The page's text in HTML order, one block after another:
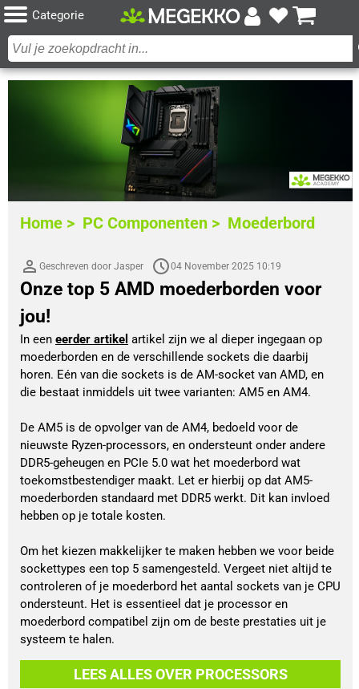
Categorie
Home > PC Componenten > Moederbord
Geschreven door Jasper 04 November 2025 10:19
Onze top 5 AMD moederborden voor
jou!
In een eerder artikel artikel zijn we al dieper ingegaan op
moederborden en de verschillende sockets die daarbij
horen. Eén van die sockets is de AM-socket van AMD, en
die bestaat inmiddels uit twee varianten: AM5 en AM4.
De AM5 is de opvolger van de AM4, bedoeld voor de
nieuwste Ryzen-processors, en ondersteunt onder andere
DDR5-geheugen en PCIe 5.0 wat het moederbord wat
toekomstbestendiger maakt. Let er hierbij op dat AM5-
moederborden standaard met DDR5 werkt. Dit kan invloed
hebben op je totale kosten.
Om het kiezen makkelijker te maken hebben we voor beide
sockettypes een top 5 samengesteld. Vergeet niet altijd te
controleren of je moederbord het aantal sockets van je CPU
ondersteunt. Het is essentieel dat je processor en
moederbord compatibel zijn om de beste prestaties uit je
systeem te halen.
LEES ALLES OVER PROCESSORS